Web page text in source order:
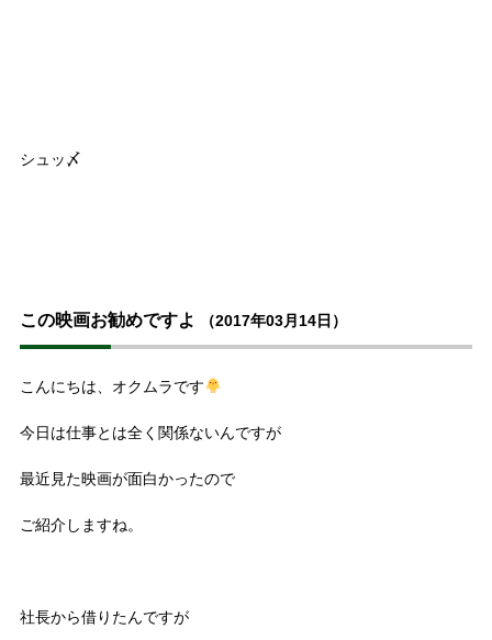
シュッ〆
この映画お勧めですよ （2017年03月14日）
こんにちは、オクムラです
今日は仕事とは全く関係ないんですが
最近見た映画が面白かったので
ご紹介しますね。
社長から借りたんですが